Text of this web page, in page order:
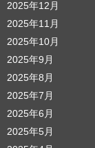
2025年12月
2025年11月
2025年10月
2025年9月
2025年8月
2025年7月
2025年6月
2025年5月